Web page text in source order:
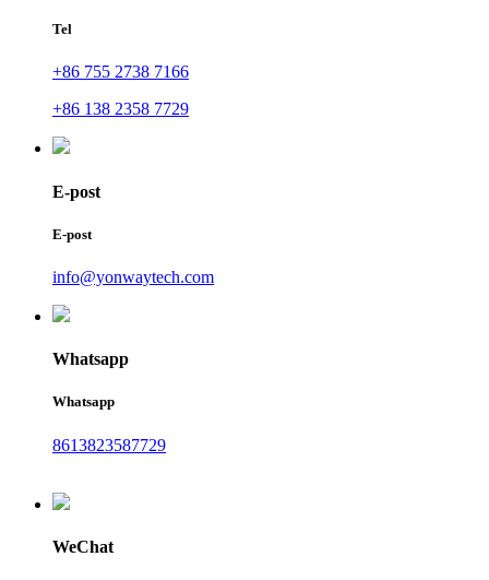
Tel
+86 755 2738 7166
+86 138 2358 7729
E-post
E-post
info@yonwaytech.com
Whatsapp
Whatsapp
8613823587729
WeChat